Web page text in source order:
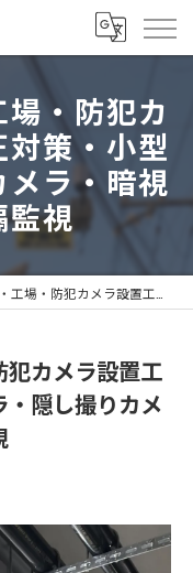
場・防犯カ
策・小型
ラ・暗視
監視
事・不正対策・小型カメラ・隠し撮りカメラ・暗視カメラ・遠隔監視
犯カメラ設置工
隠し撮りカメ